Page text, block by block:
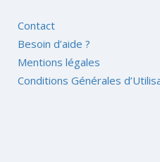
Contact
Besoin d’aide ?
Mentions légales
Conditions Générales